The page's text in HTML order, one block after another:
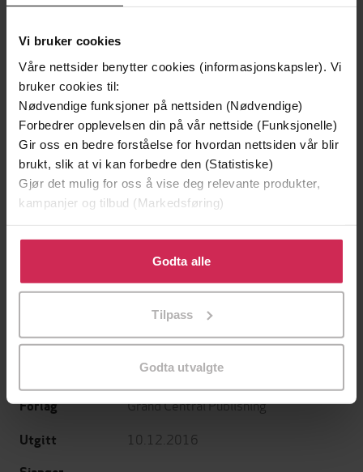
Vi bruker cookies
Våre nettsider benytter cookies (informasjonskapsler). Vi
bruker cookies til:
Nødvendige funksjoner på nettsiden (Nødvendige)
Forbedrer opplevelsen din på vår nettside (Funksjonelle)
Gir oss en bedre forståelse for hvordan nettsiden vår blir
brukt, slik at vi kan forbedre den (Statistiske)
Gjør det mulig for oss å vise deg relevante produkter,
kampanjer og tilbud (Markedsføring)
Klikk på «Godta alle» for å gi oss ditt samtykke til å
bruke cookies for alle disse formålene. Du kan også
tilpasse ditt samtykke til spesifikke formål ved å klikke
Godta alle
Tilpass
Godta utvalgte
129,-
Minnesota
129,-
Undertittel A Novel
Karen Stabiner(forfatter)
Forlag Grand Central Publishing
Utgitt 10.12.2016